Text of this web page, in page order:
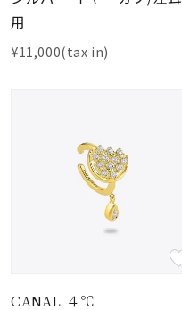
用
¥11,000(tax in)
CANAL ４℃